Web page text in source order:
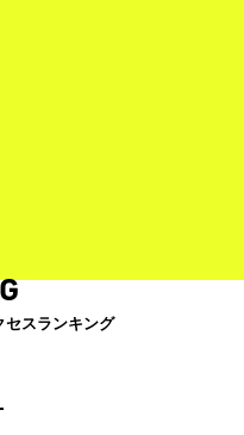
セスランキング